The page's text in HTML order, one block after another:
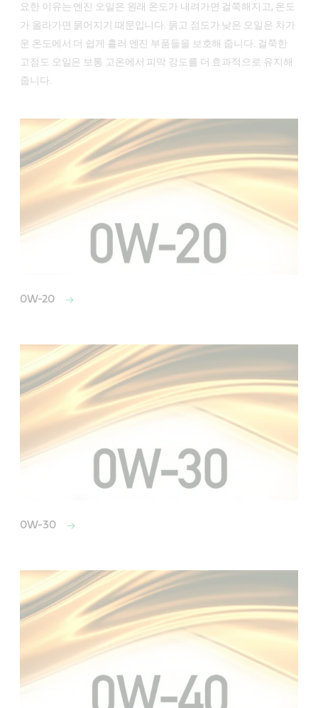
요한 이유는 엔진 오일은 원래 온도가 내려가면 걸쭉해지고, 온도
가 올라가면 묽어지기 때문입니다. 묽고 점도가 낮은 오일은 차가
운 온도에서 더 쉽게 흘러 엔진 부품들을 보호해 줍니다. 걸쭉한
고점도 오일은 보통 고온에서 피막 강도를 더 효과적으로 유지해
줍니다.
0W-20
0W-30